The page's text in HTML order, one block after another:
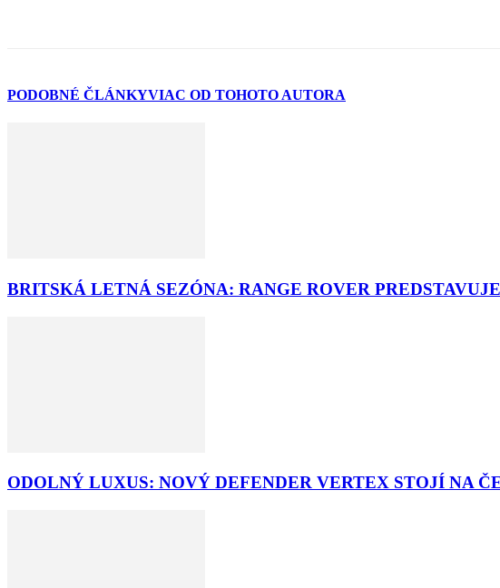
PODOBNÉ ČLÁNKYVIAC OD TOHOTO AUTORA
BRITSKÁ LETNÁ SEZÓNA: RANGE ROVER
ODOLNÝ LUXUS: NOVÝ DEFENDER VERTEX STOJÍ NA